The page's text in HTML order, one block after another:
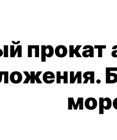
прокат